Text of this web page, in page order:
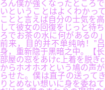
ろん僕が強くなったところ
いということはよくわかっ
ことと言えば自分の士気を
して彼女の回復をじっと待
ろでお茶の水に何がある
前来，目的并不单纯呐！”
身，重新隐于黑暗之中。【
部屋の窓をあけc上着を脱ぎ
からホオホオという鳩の声
らせた。僕は直子の送って
りとめない想いに身を委ね